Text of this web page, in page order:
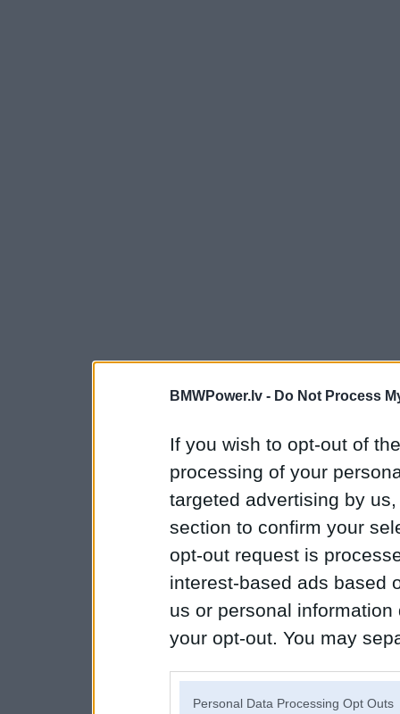
BMWPower.lv - Do Not Process
If you wish to opt-out of
processing of your
targeted advertising by
section to confirm your
opt-out request is
interest-based ads based
us or personal
your opt-out. You may
Personal Data Processing Opt Outs